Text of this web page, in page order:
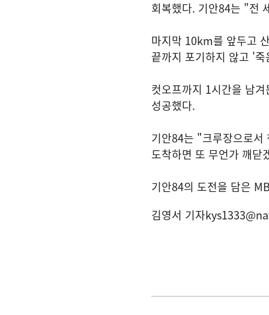
회복했다. 기안84는 "전
마지막 10km를 앞두고
끝까지 포기하지 않고 '
컷오프까지 1시간을 남
성공했다.
기안84는 "크루장으로서
도착하면 또 무언가 깨닫
기안84의 도전을 담은
김영서 기자